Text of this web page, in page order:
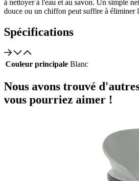
à nettoyer à l'eau et au savon. Un simple
douce ou un chiffon peut suffire à éliminer
Spécifications
Couleur principale Blanc
Nous avons trouvé
vous pourriez aimer !